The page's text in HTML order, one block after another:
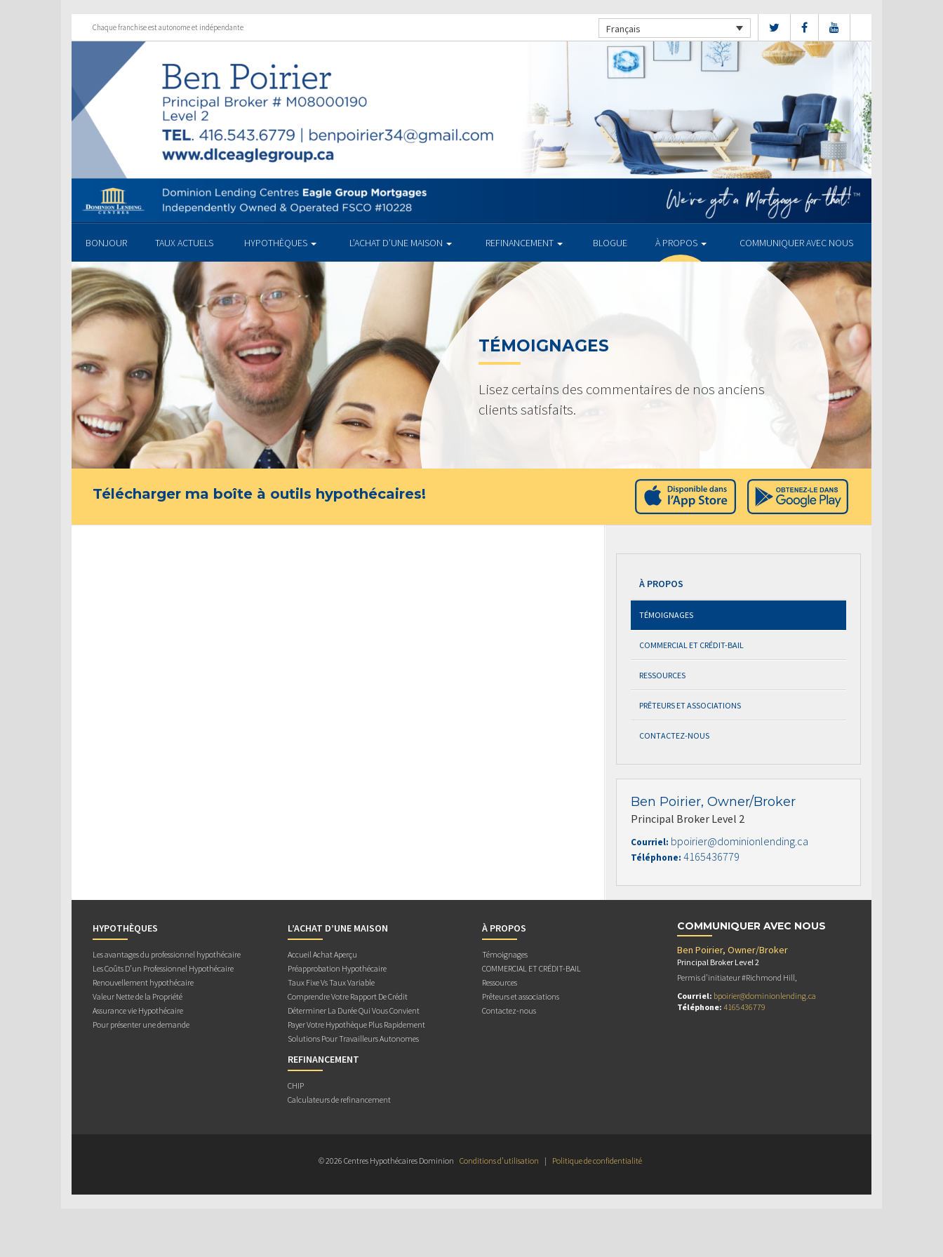
Chaque franchise est autonome et indépendante Français
BONJOUR TAUX ACTUELS HYPOTHÈQUES L’ACHAT D’UNE MAISON REFINANCEMENT BLOGUE À PROPOS COMMUNIQUER AVEC NOUS
TÉMOIGNAGES
Lisez certains des commentaires de nos anciens
clients satisfaits.
Télécharger ma boîte à outils hypothécaires!
À PROPOS
TÉMOIGNAGES
COMMERCIAL ET CRÉDIT-BAIL
RESSOURCES
PRÊTEURS ET ASSOCIATIONS
CONTACTEZ-NOUS
Ben Poirier, Owner/Broker
Principal Broker Level 2
Courriel: bpoirier@dominionlending.ca
Téléphone: 4165436779
HYPOTHÈQUES
Les avantages du professionnel hypothécaire
Les Coûts D’un Professionnel Hypothécaire
Renouvellement hypothécaire
Valeur Nette de la Propriété
Assurance vie Hypothécaire
Pour présenter une demande
L’ACHAT D’UNE MAISON
Accueil Achat Aperçu
Préapprobation Hypothécaire
Taux Fixe Vs Taux Variable
Comprendre Votre Rapport De Crédit
Déterminer La Durée Qui Vous Convient
Payer Votre Hypothèque Plus Rapidement
Solutions Pour Travailleurs Autonomes
REFINANCEMENT
CHIP
Calculateurs de refinancement
À PROPOS
Témoignages
COMMERCIAL ET CRÉDIT-BAIL
Ressources
Prêteurs et associations
Contactez-nous
COMMUNIQUER AVEC NOUS
Ben Poirier, Owner/Broker
Principal Broker Level 2
Permis d’initiateur #Richmond Hill,
Courriel: bpoirier@dominionlending.ca
Téléphone: 4165436779
© 2026 Centres Hypothécaires Dominion Conditions d’utilisation | Politique de confidentialité